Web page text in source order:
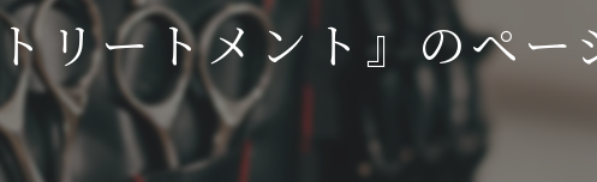
リートメント』のペー